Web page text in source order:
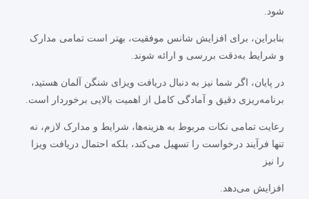
شود.
بنابراین، برای افزایش شانس موفقیت، بهتر است تمامی مدارک
و شرایط به‌دقت بررسی و ارائه شوند.
در پایان، اگر شما نیز به دنبال دریافت ویزای شنگن آلمان هستید،
برنامه‌ریزی دقیق و آمادگی کامل از اهمیت بالایی برخوردار است.
رعایت تمامی نکات مربوط به هزینه‌ها، شرایط و مدارک لازم، نه
تنها فرآیند درخواست را تسهیل می‌کند، بلکه احتمال دریافت ویزا
را نیز
افزایش می‌دهد.